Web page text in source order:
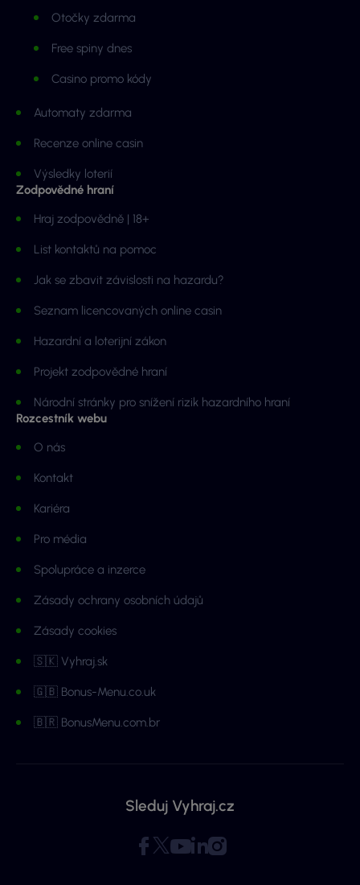
Otočky zdarma
Free spiny dnes
Casino promo kódy
Automaty zdarma
Recenze online casin
Výsledky loterií
Zodpovědné hraní
Hraj zodpovědně | 18+
List kontaktů na pomoc
Jak se zbavit závislosti na hazardu?
Seznam licencovaných online casin
Hazardní a loterijní zákon
Projekt zodpovědné hraní
Národní stránky pro snížení rizik hazardního hraní
Rozcestník webu
O nás
Kontakt
Kariéra
Pro média
Spolupráce a inzerce
Zásady ochrany osobních údajů
Zásady cookies
🇸🇰 Vyhraj.sk
🇬🇧 Bonus-Menu.co.uk
🇧🇷 BonusMenu.com.br
Sleduj Vyhraj.cz